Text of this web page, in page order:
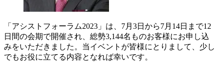
「アシストフォーラム2023」は、7月3日から7月14日まで12
日間の会期で開催され、総勢3,144名ものお客様にお申し込
みをいただきました。当イベントが皆様にとりまして、少し
でもお役に立てる内容となれば幸いです。